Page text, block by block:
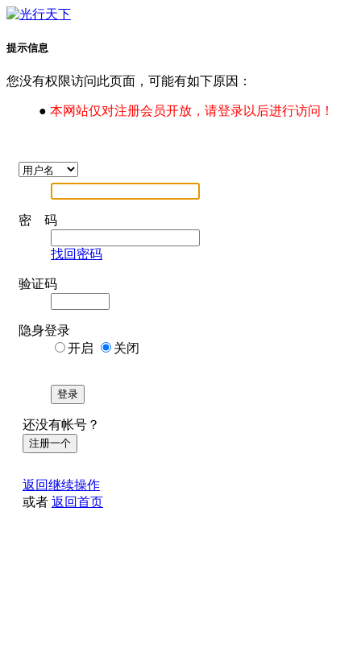
提示信息
您没有权限访问此页面，可能有如下原因：
● 本网站仅对注册会员开放，请登录以后进行访问！
密 码
找回密码
验证码
隐身登录
开启
关闭
登录
还没有帐号？
注册一个
返回继续操作
或者 返回首页